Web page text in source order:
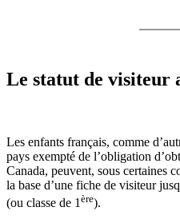
Le statut de visiteur
Les enfants français, comme
pays exempté de l’obligation
Canada, peuvent, sous certaines
la base d’une fiche de visiteur
(ou classe de 1 ère).